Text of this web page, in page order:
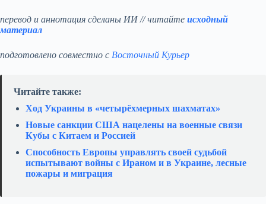
перевод и аннотация сделаны ИИ // читайте исходный
материал
подготовлено совместно с Восточный Курьер
Читайте также:
Ход Украины в «четырёхмерных шахматах»
Новые санкции США нацелены на военные связи
Кубы с Китаем и Россией
Способность Европы управлять своей судьбой
испытывают войны с Ираном и в Украине, лесные
пожары и миграция